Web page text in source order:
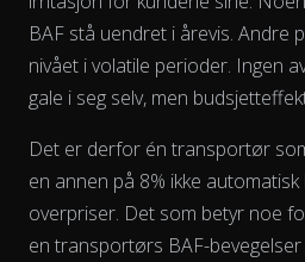
The chart has 2 Y axes
BAF stå uendret i årevis. Andre
nivået i volatile perioder. Ingen
gale i seg selv, men
Det er derfor én transportør
en annen på 8% ikke
overpriser. Det som betyr noe
en transportørs BAF-bevegelser